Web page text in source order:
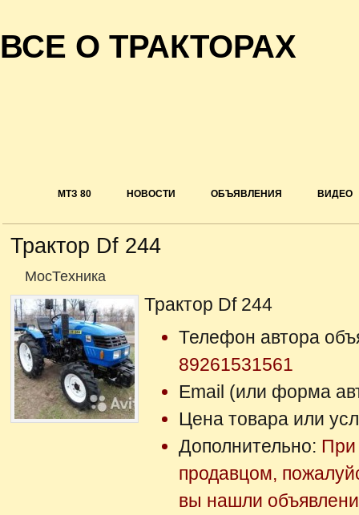
ВСЕ О ТРАКТОРАХ
МТЗ 80 НОВОСТИ ОБЪЯВЛЕНИЯ ВИДЕО
Трактор Df 244
МосТехника
Трактор Df 244
Телефон автора
89261531561
Email (или форма
Цена товара или
Дополнительно: При
продавцом,
вы нашли